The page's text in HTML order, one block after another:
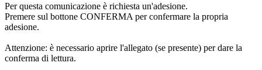
Per questa comunicazione è richiesta un'adesione.
Premere sul bottone CONFERMA per confermare la propria
adesione.
Attenzione: è necessario aprire l'allegato (se presente) per dare la
conferma di lettura.